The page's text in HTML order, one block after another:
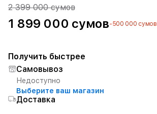
2 399 000 сумов
1 899 000 сумов-500 000 сумов
Получить быстрее
Самовывоз
Недоступно
Выберите ваш магазин
Доставка